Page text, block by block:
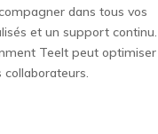
dans tous vos
et un support continu.
Teelt peut optimiser